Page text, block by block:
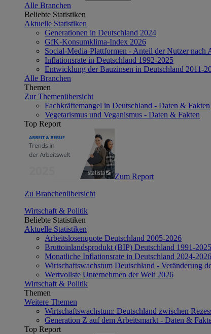
Alle Branchen
Beliebte Statistiken
Aktuelle Statistiken
Generationen in Deutschland 2024
GfK-Konsumklima-Index 2026
Social-Media-Plattformen - Anteil der Nutzer nach
Inflationsrate in Deutschland 1992-2025
Entwicklung der Bauzinsen in Deutschland 2011-
Alle Branchen
Themen
Zur Themenübersicht
Fachkräftemangel in Deutschland - Daten & Fakten
Vegetarismus und Veganismus - Daten & Fakten
Top Report
Zum Report
Zu Branchenübersicht
Wirtschaft & Politik
Beliebte Statistiken
Aktuelle Statistiken
Arbeitslosenquote Deutschland 2005-2026
Bruttoinlandsprodukt (BIP) Deutschland 1991-2025
Monatliche Inflationsrate in Deutschland 2024-2026
Wirtschaftswachstum Deutschland - Veränderung
Wertvollste Unternehmen der Welt 2026
Wirtschaft & Politik
Themen
Weitere Themen
Wirtschaftswachstum: Deutschland zwischen
Generation Z auf dem Arbeitsmarkt - Daten &
Top Report